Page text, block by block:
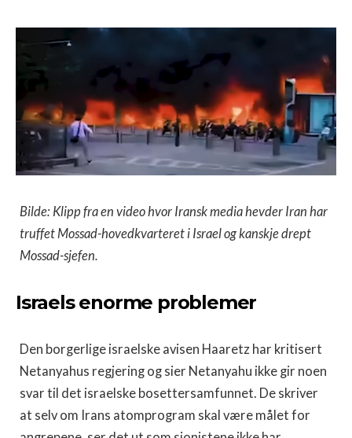
Bilde: Klipp fra en video hvor Iransk media hevder Iran har
truffet Mossad-hovedkvarteret i Israel og kanskje drept
Mossad-sjefen.
Israels enorme problemer
Den borgerlige israelske avisen Haaretz har kritisert
Netanyahus regjering og sier Netanyahu ikke gir noen
svar til det israelske bosettersamfunnet. De skriver
at selv om Irans atomprogram skal være målet for